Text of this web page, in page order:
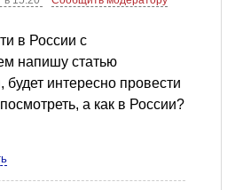
в России с
напишу статью
будет интересно провести
а как в России?